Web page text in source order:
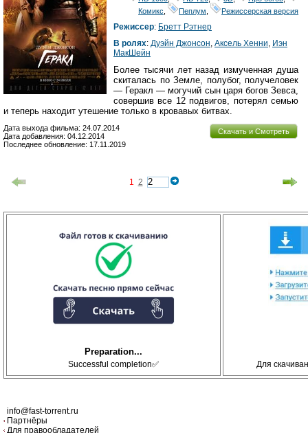
Комикс
Пеплум Режиссерская версия
Режиссер: Бретт Рэтнер
В ролях: Дуэйн Джонсон, Аксель Хенни, Иэн
МакШейн
Более тысячи лет назад измученная душа
скиталась по Земле, полубог, получеловек
— Геракл — могучий сын царя богов Зевса,
совершив все 12 подвигов, потерял семью
и теперь находит утешение только в кровавых битвах.
Скачать и Смотреть
Дата выхода фильма: 24.07.2014
Дата добавления: 04.12.2014
Последнее обновление: 17.11.2019
1 2
Preparation...
Successful completion✅ Для
info@fast-torrent.ru
Партнёры
Для правообладателей